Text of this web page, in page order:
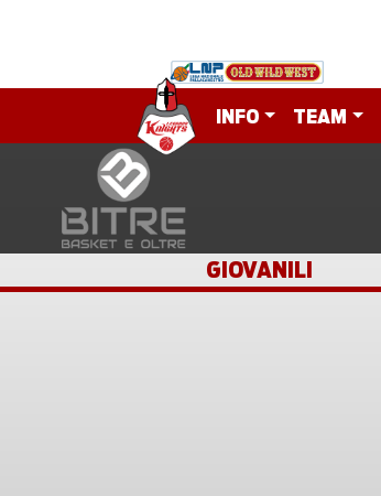
INFO TEAM
GIOVANILI